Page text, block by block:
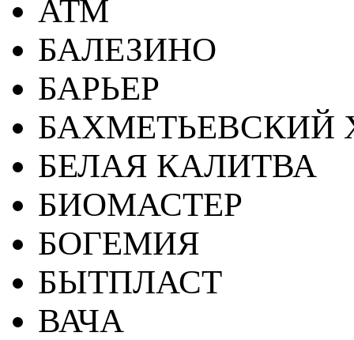
АТМ
БАЛЕЗИНО
БАРЬЕР
БАХМЕТЬЕВСКИЙ
БЕЛАЯ КАЛИТВА
БИОМАСТЕР
БОГЕМИЯ
БЫТПЛАСТ
ВАЧА